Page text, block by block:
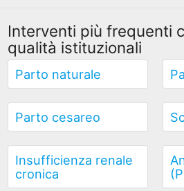
Interventi più frequenti
qualità istituzionali
Parto naturale
Parto cesareo
Insufficienza renale
cronica